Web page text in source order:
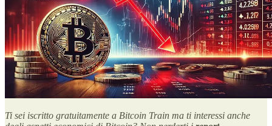
Ti sei iscritto gratuitamente a Bitcoin Train ma ti interessi anche